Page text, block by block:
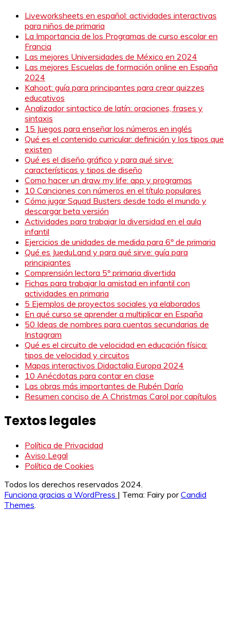
Liveworksheets en español: actividades interactivas
para niños de primaria
La Importancia de los Programas de curso escolar en
Francia
Las mejores Universidades de México en 2024
Las mejores Escuelas de formación online en España
2024
Kahoot: guía para principantes para crear quizzes
educativos
Analizador sintactico de latín: oraciones, frases y
sintaxis
15 Juegos para enseñar los números en inglés
Qué es el contenido curricular: definición y los tipos que
existen
Qué es el diseño gráfico y para qué sirve:
características y tipos de diseño
Como hacer un draw my life: app y programas
10 Canciones con números en el título populares
Cómo jugar Squad Busters desde todo el mundo y
descargar beta versión
Actividades para trabajar la diversidad en el aula
infantil
Ejercicios de unidades de medida para 6º de primaria
Qué es JueduLand y para qué sirve: guía para
principiantes
Comprensión lectora 5º primaria divertida
Fichas para trabajar la amistad en infantil con
actividades en primaria
5 Ejemplos de proyectos sociales ya elaborados
En qué curso se aprender a multiplicar en España
50 Ideas de nombres para cuentas secundarias de
Instagram
Qué es el circuito de velocidad en educación física:
tipos de velocidad y circuitos
Mapas interactivos Didactalia Europa 2024
10 Anécdotas para contar en clase
Las obras más importantes de Rubén Darío
Resumen conciso de A Christmas Carol por capítulos
Textos legales
Política de Privacidad
Aviso Legal
Política de Cookies
Todos los derechos reservados 2024.
Funciona gracias a WordPress | Tema: Fairy porCandid
Themes